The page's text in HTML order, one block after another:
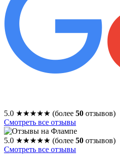
5.0 ★★★★★ (более 50 отзывов)
Смотреть все отзывы
5.0 ★★★★★ (более 50 отзывов)
Смотреть все отзывы